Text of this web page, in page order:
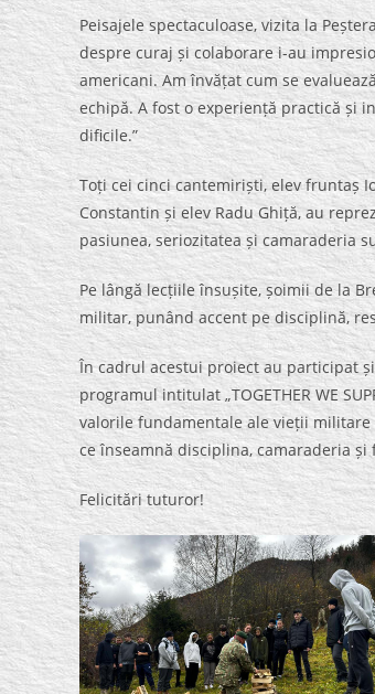
Peisajele spectaculoase, vizita la
despre curaj și colaborare i-au
americani. Am învățat cum se
echipă. A fost o experiență practică și
dificile.”
Toți cei cinci cantemiriști, elev fruntaș
Constantin și elev Radu Ghiță, au
pasiunea, seriozitatea și camaraderia
Pe lângă lecțiile însușite, șoimii de la
militar, punând accent pe disciplină,
În cadrul acestui proiect au participat
programul intitulat „TOGETHER WE
valorile fundamentale ale vieții
ce înseamnă disciplina, camaraderia
Felicitări tuturor!